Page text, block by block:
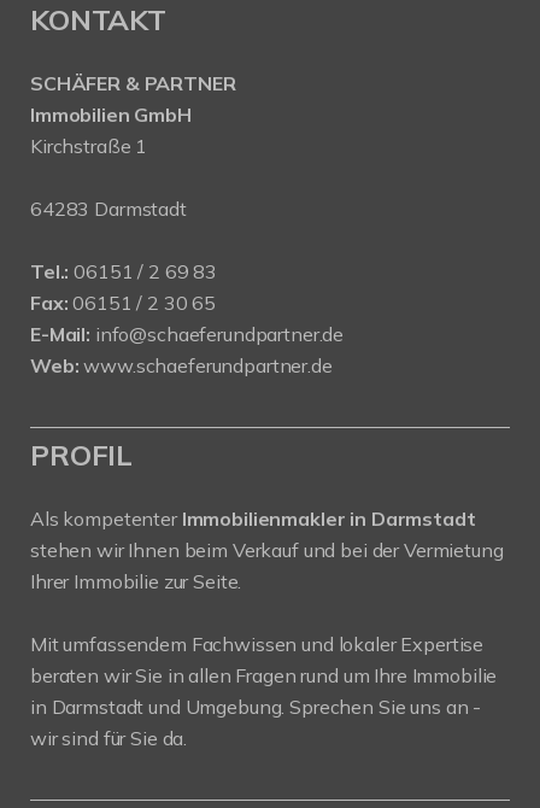
KONTAKT
SCHÄFER & PARTNER
Immobilien GmbH
Kirchstraße 1
64283 Darmstadt
Tel.: 06151 / 2 69 83
Fax: 06151 / 2 30 65
E-Mail: info@schaeferundpartner.de
Web: www.schaeferundpartner.de
PROFIL
Als kompetenter Immobilienmakler in Darmstadt
stehen wir Ihnen beim Verkauf und bei der Vermietung
Ihrer Immobilie zur Seite.
Mit umfassendem Fachwissen und lokaler Expertise
beraten wir Sie in allen Fragen rund um Ihre Immobilie
in Darmstadt und Umgebung. Sprechen Sie uns an -
wir sind für Sie da.